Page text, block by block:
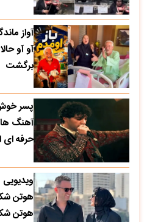
آواز
آو آو
برگشت
پسر
آهنگ
حرفه ای
هوتن
هوتن